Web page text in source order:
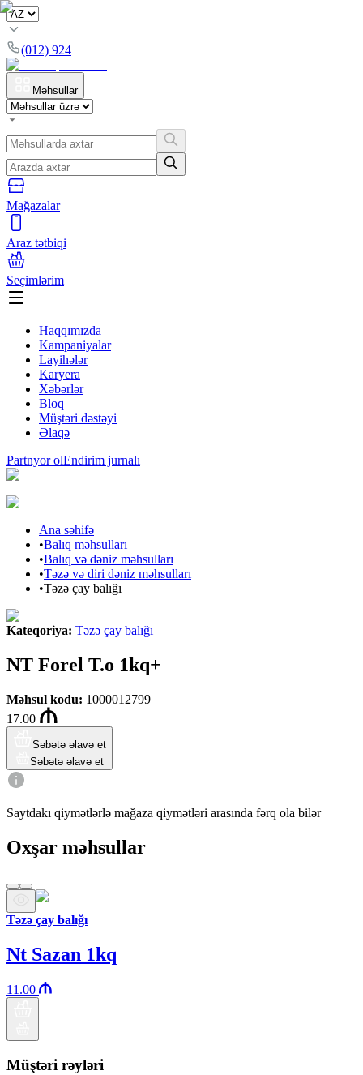
(012) 924
Məhsullar
Mağazalar
Araz tətbiqi
Seçimlərim
Haqqımızda
Kampaniyalar
Layihələr
Karyera
Xəbərlər
Bloq
Müştəri dəstəyi
Əlaqə
Partnyor olEndirim jurnalı
Ana səhifə
•Balıq məhsulları
•Balıq və dəniz məhsulları
•Təzə və diri dəniz məhsulları
•Təzə çay balığı
Kateqoriya: Təzə çay balığı
NT Forel T.o 1kq+
Məhsul kodu: 1000012799
17.00
Səbətə əlavə et
Səbətə əlavə et
Saytdakı qiymətlərlə mağaza qiymətləri arasında fərq ola bilər
Oxşar məhsullar
Təzə çay balığı
Nt Sazan 1kq
11.00
Müştəri rəyləri